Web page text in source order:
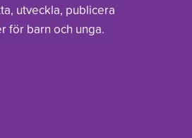
utveckla, publicera
för barn och unga.